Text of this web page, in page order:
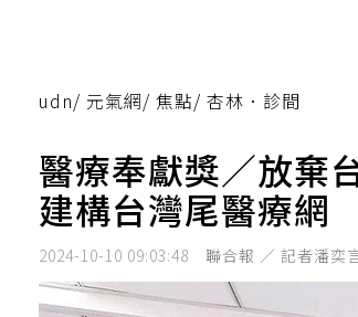
udn/ 元氣網/ 焦點/ 杏林．診間
醫療奉獻獎／放棄
建構台灣尾醫療網
2024-10-10 09:03:48 聯合報 ／ 記者潘奕